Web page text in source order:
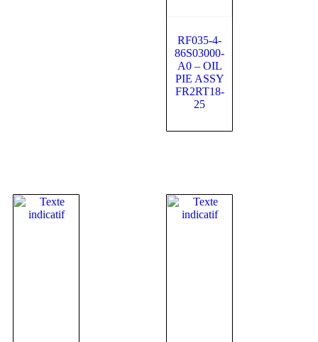
RF035-4-
86S03000-
A0 – OIL
PIE ASSY
FR2RT18-
25